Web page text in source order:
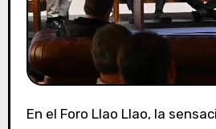
En el Foro Llao Llao, la sensación es que la plata